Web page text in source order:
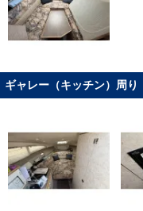
ギャレー（キッチン）周り